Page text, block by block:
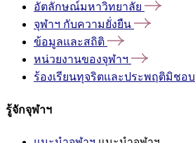
อัตลักษณ์มหาวิทยาลัย
จุฬาฯ กับความยั่งยืน
ข้อมูลและสถิติ
หน่วยงานของจุฬาฯ
ร้องเรียนทุจริตและประพฤติมิชอบ
รู้จักจุฬาฯ